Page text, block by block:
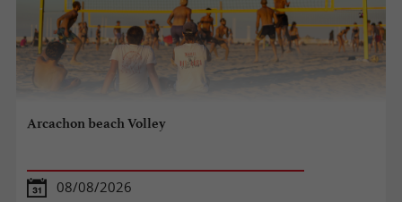
Arcachon beach Volley
08/08/2026